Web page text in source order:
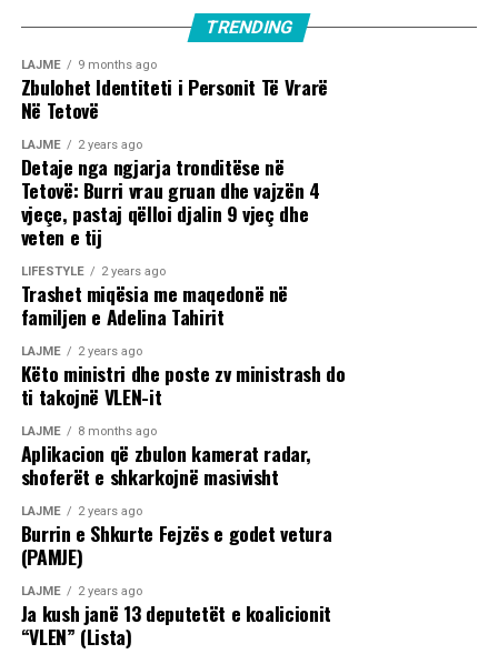
TRENDING
LAJME 9 months ago
Zbulohet Identiteti i Personit Të Vrarë
Në Tetovë
LAJME 2 years ago
Detaje nga ngjarja tronditëse në
Tetovë: Burri vrau gruan dhe vajzën 4
vjeçe, pastaj qëlloi djalin 9 vjeç dhe
veten e tij
LIFESTYLE 2 years ago
Trashet miqësia me maqedonë në
familjen e Adelina Tahirit
LAJME 2 years ago
Këto ministri dhe poste zv ministrash do
ti takojnë VLEN-it
LAJME 8 months ago
Aplikacion që zbulon kamerat radar,
shoferët e shkarkojnë masivisht
LAJME 2 years ago
Burrin e Shkurte Fejzës e godet vetura
(PAMJE)
LAJME 2 years ago
Ja kush janë 13 deputetët e koalicionit
“VLEN” (Lista)